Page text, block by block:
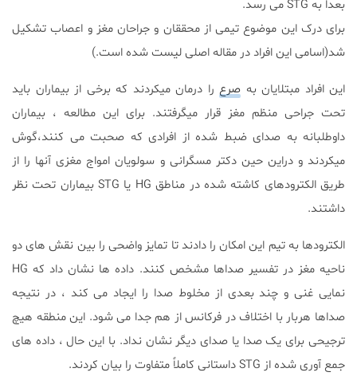
بعداً به STG می رسد.
برای درک این موضو‌ع تیمی از محققان و جراحان مغز و اعصاب تشکیل
شد(اسامی این افراد در مقاله اصلی لیست شده است.)
این افراد مبتلایان به صرع را درمان میکردند که برخی از بیماران باید
تحت جراحی منظم مغز قرار میگرفتند. برای این مطالعه ، بیماران
داوطلبانه به صدای ضبط شده از افرادی که صحبت می کنند،گوش
میکردند و دراین حین دکتر مسگرانی و سولویان امواج مغزی آنها را از
طریق الکترودهای کاشته شده در مناطق HG یا STG بیماران تحت نظر
داشتند.
الکترودها به تیم این امکان را دادند تا تمایز واضحی را بین نقش های دو
ناحیه مغز در تفسیر صداها مشخص کنند. داده ها نشان داد که HG
نمایی غنی و چند بعدی از مخلوط صدا را ایجاد می کند ، در نتیجه
صداها هربار با اختلاف در فرکانس از هم جدا می شود. این منطقه هیچ
ترجیحی برای یک صدا یا صدای دیگر نشان نداد. با این حال ، داده های
جمع آوری شده از STG داستانی کاملاً متفاوت را بیان کردند.